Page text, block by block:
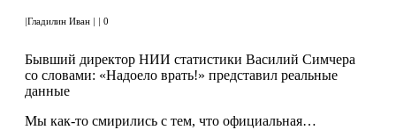
Гладилин Иван 0
Бывший директор НИИ статистики Василий Симчера
со словами: «Надоело врать!» представил реальные
данные
Мы как-то смирились с тем, что официальная…